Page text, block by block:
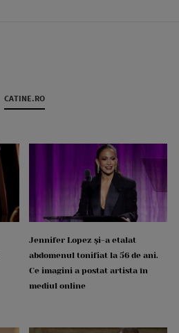
CATINE.RO
Jennifer Lopez și-a etalat
abdomenul tonifiat la 56 de ani.
Ce imagini a postat artista în
mediul online